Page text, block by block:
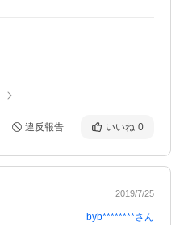
違反報告 いいね 0
2019/7/25
byb********さん